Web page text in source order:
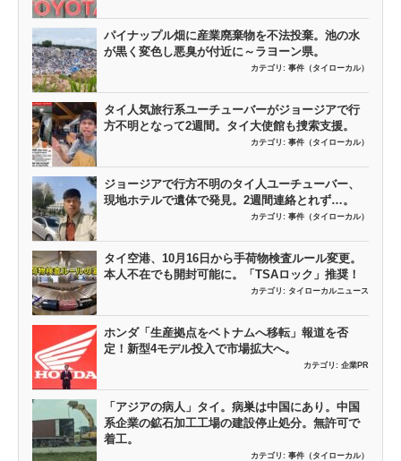
パイナップル畑に産業廃棄物を不法投棄。池の水
が黒く変色し悪臭が付近に～ラヨーン県。
カテゴリ: 事件（タイローカル）
タイ人気旅行系ユーチューバーがジョージアで行
方不明となって2週間。タイ大使館も捜索支援。
カテゴリ: 事件（タイローカル）
ジョージアで行方不明のタイ人ユーチューバー、
現地ホテルで遺体で発見。2週間連絡とれず…。
カテゴリ: 事件（タイローカル）
タイ空港、10月16日から手荷物検査ルール変更。
本人不在でも開封可能に。「TSAロック」推奨！
カテゴリ: タイローカルニュース
ホンダ「生産拠点をベトナムへ移転」報道を否
定！新型4モデル投入で市場拡大へ。
カテゴリ: 企業PR
「アジアの病人」タイ。病巣は中国にあり。中国
系企業の鉱石加工工場の建設停止処分。無許可で
着工。
カテゴリ: 事件（タイローカル）